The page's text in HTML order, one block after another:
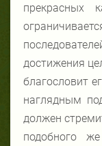
прекрасных
достижения
благословит
наглядным
должен
подобного